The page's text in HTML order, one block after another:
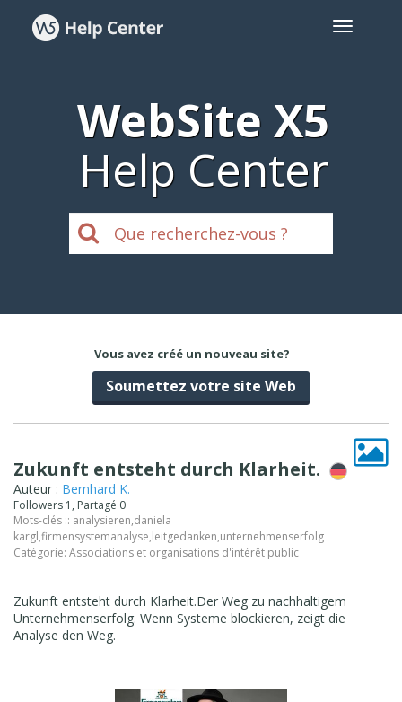
WebSite X5
Help Center
Vous avez créé un nouveau site?
Soumettez votre site Web
Zukunft entsteht durch Klarheit.
Auteur : Bernhard K.
Followers 1, Partagé 0
Mots-clés :: analysieren,daniela
kargl,firmensystemanalyse,leitgedanken,unternehmenserfolg
Catégorie: Associations et organisations d'intérêt public
Zukunft entsteht durch Klarheit.Der Weg zu nachhaltigem
Unternehmenserfolg. Wenn Systeme blockieren, zeigt die
Analyse den Weg.